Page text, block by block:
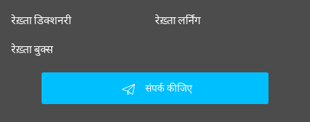
रेख़्ता डिक्शनरी रेख़्ता लर्निंग
रेख़्ता बुक्स
संपर्क कीजिए